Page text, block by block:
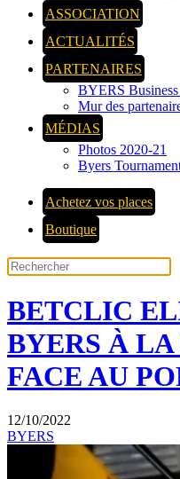
ASSOCIATION
ACTUALITÉS
PARTENAIRES
BYERS
Mur des
MÉDIAS
Photos 2020-21
Byers
Achetez vos places
Boutique
BETCLIC
BYERS À
FACE AU
12/10/2022
BYERS